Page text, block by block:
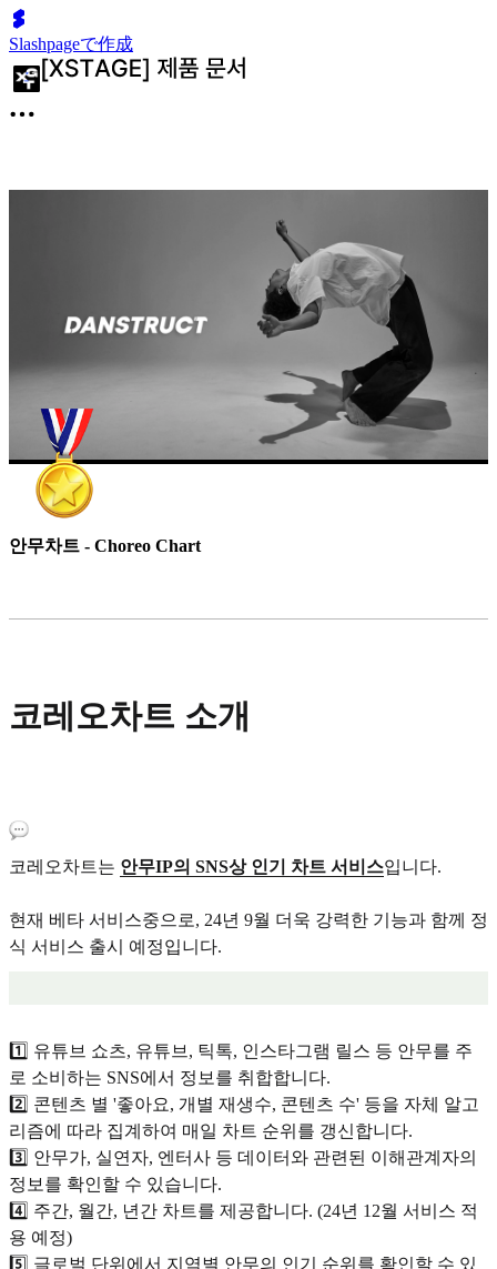
Slashpageで作成
안무차트 - Choreo Chart
코레오차트 소개
코레오차트는 안무IP의 SNS상 인기 차트 서비스입니다.
현재 베타 서비스중으로, 24년 9월 더욱 강력한 기능과 함께 정
식 서비스 출시 예정입니다.
1️⃣ 유튜브 쇼츠, 유튜브, 틱톡, 인스타그램 릴스 등 안무를 주
로 소비하는 SNS에서 정보를 취합합니다.
2️⃣ 콘텐츠 별 '좋아요, 개별 재생수, 콘텐츠 수' 등을 자체 알고
리즘에 따라 집계하여 매일 차트 순위를 갱신합니다.
3️⃣ 안무가, 실연자, 엔터사 등 데이터와 관련된 이해관계자의
정보를 확인할 수 있습니다.
4️⃣ 주간, 월간, 년간 차트를 제공합니다. (24년 12월 서비스 적
용 예정)
5️⃣ 글로벌 단위에서 지역별 안무의 인기 순위를 확인할 수 있